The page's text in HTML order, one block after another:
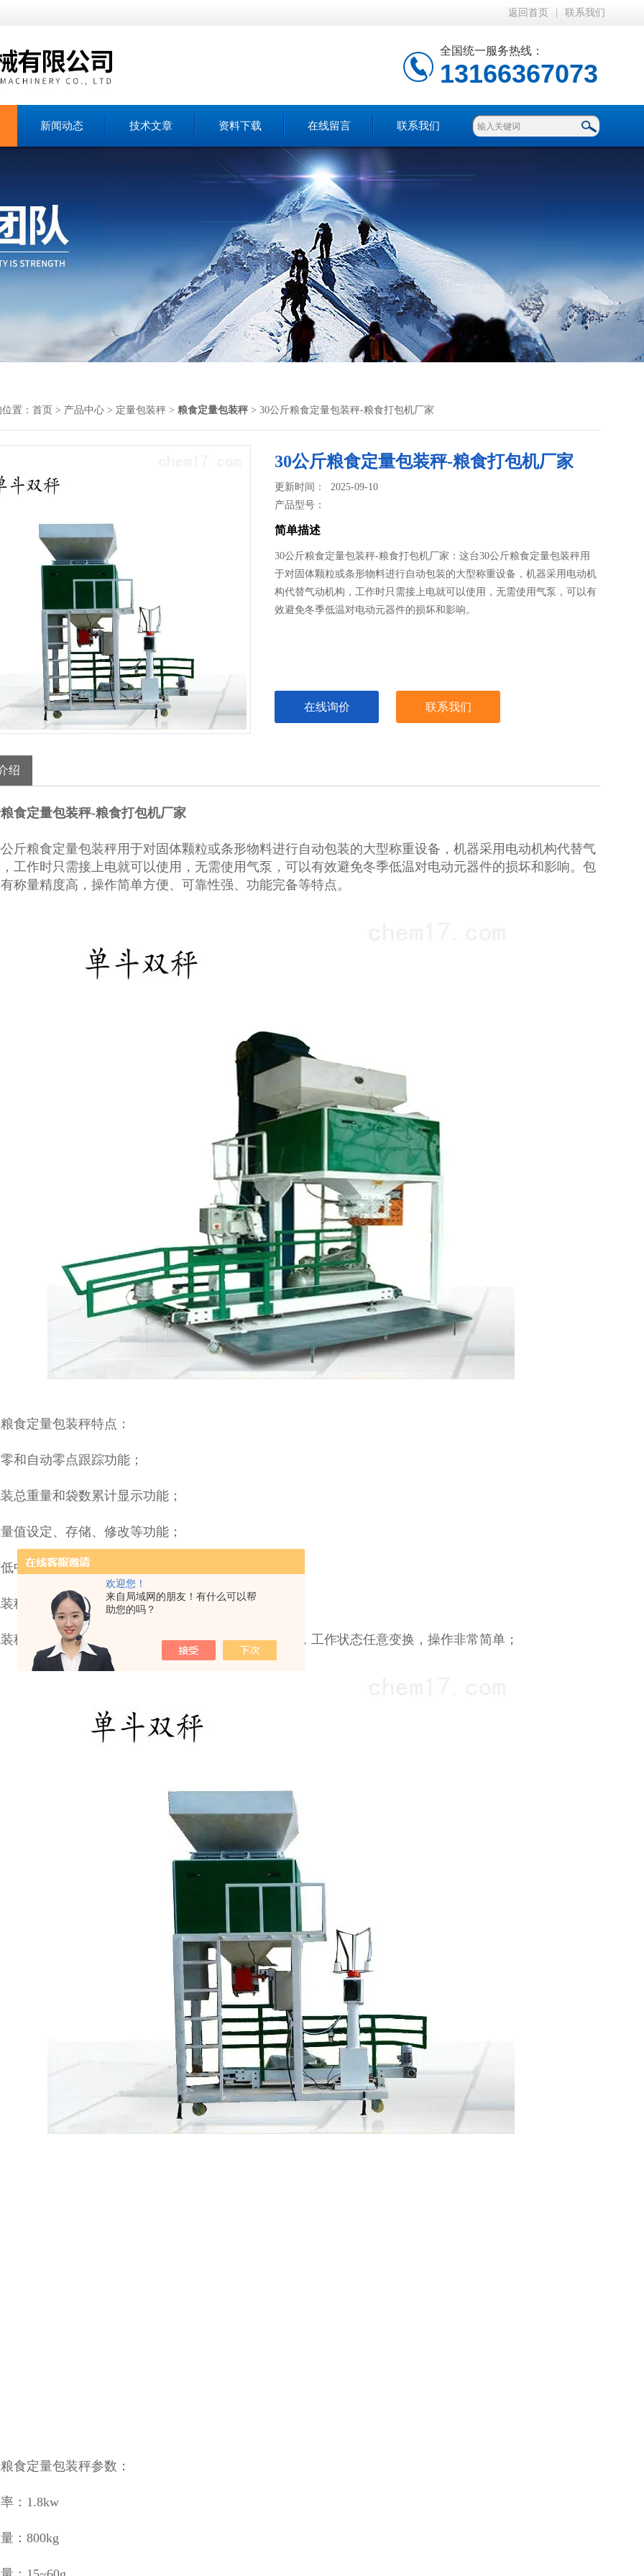
欢迎您！
来自局域网的朋友！有什么可以帮
助您的吗？
返回首页 联系我们
全国统一服务热线：
13166367073
新闻动态 技术文章 资料下载 在线留言 联系我们
置： 首页 > 产品中心 > 定量包装秤 > 粮食定量包装秤 > 30公斤粮食定量包装秤-粮食打包机厂家
30公斤粮食定量包装秤-粮食打包机厂家
更新时间： 2025-09-10
产品型号：
简单描述
30公斤粮食定量包装秤-粮食打包机厂家：这台30公斤粮食定量包装秤用
于对固体颗粒或条形物料进行自动包装的大型称重设备，机器采用电动机
构代替气动机构，工作时只需接上电就可以使用，无需使用气泵，可以有
效避免冬季低温对电动元器件的损坏和影响。
在线询价 联系我们
绍
食定量包装秤-粮食打包机厂家
斤粮食定量包装秤用于对固体颗粒或条形物料进行自动包装的大型称重设备，机器采用电动机构代替气
工作时只需接上电就可以使用，无需使用气泵，可以有效避免冬季低温对电动元器件的损坏和影响。包
称量精度高，操作简单方便、可靠性强、功能完备等特点。
食定量包装秤特点：
自动零点跟踪功能；
重量和袋数累计显示功能；
设定、存储、修改等功能；
高三种给料方式供选择，定量准，精度高；
具有称量、卸料和夹袋等过程联锁控制功能。
采用中文数字显示简便直观，包装规格连续可调，工作状态任意变换，操作非常简单；
食定量包装秤参数：
：1.8kw
：800kg